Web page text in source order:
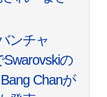
ンチャ
の
Chanが